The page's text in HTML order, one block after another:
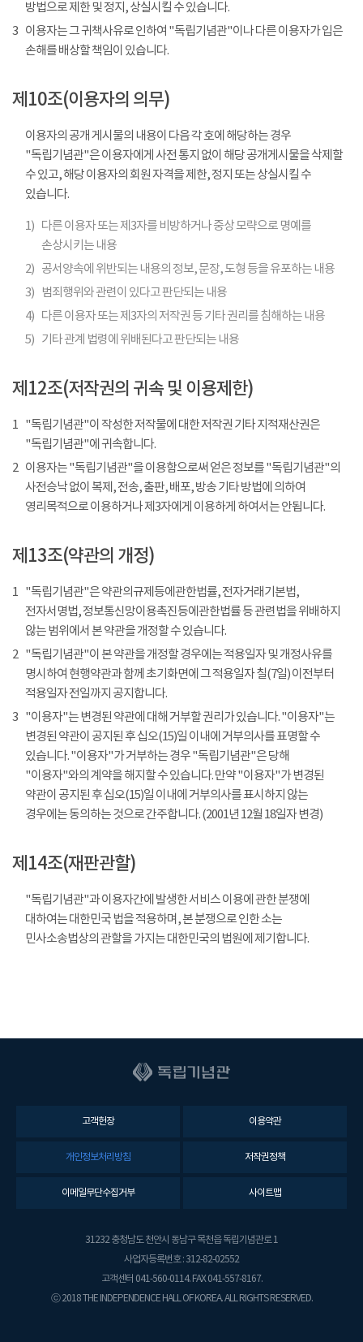
방법으로 제한 및 정지, 상실시킬 수 있습니다.
3 이용자는 그 귀책사유로 인하여 "독립기념관"이나 다른 이용자가 입은
손해를 배상할 책임이 있습니다.
제10조(이용자의 의무)
이용자의 공개 게시물의 내용이 다음 각 호에 해당하는 경우
"독립기념관"은 이용자에게 사전 통지 없이 해당 공개게시물을 삭제할
수 있고, 해당 이용자의 회원 자격을 제한, 정지 또는 상실시킬 수
있습니다.
1) 다른 이용자 또는 제3자를 비방하거나 중상 모략으로 명예를
손상시키는 내용
2) 공서양속에 위반되는 내용의 정보, 문장, 도형 등을 유포하는 내용
3)
범죄행위와 관련이 있다고 판단되는 내용
4) 다른 이용자 또는 제3자의 저작권 등 기타 권리를 침해하는 내용
5) 기타 관계 법령에 위배된다고 판단되는 내용
제12조(저작권의 귀속 및 이용제한)
1 "독립기념관"이 작성한 저작물에 대한 저작권 기타 지적재산권은
"독립기념관"에 귀속합니다.
2 이용자는 "독립기념관"을 이용함으로써 얻은 정보를 "독립기념관"의
사전승낙 없이 복제, 전송, 출판, 배포, 방송 기타 방법에 의하여
영리목적으로 이용하거나 제3자에게 이용하게 하여서는 안됩니다.
제13조(약관의 개정)
1 "독립기념관"은 약관의규제등에관한법률, 전자거래기본법,
전자서명법, 정보통신망이용촉진등에관한법률 등 관련법을 위배하지
않는 범위에서 본 약관을 개정할 수 있습니다.
2 "독립기념관"이 본 약관을 개정할 경우에는 적용일자 및 개정사유를
명시하여 현행약관과 함께 초기화면에 그 적용일자 칠(7일) 이전부터
적용일자 전일까지 공지합니다.
3 "이용자"는 변경된 약관에 대해 거부할 권리가 있습니다. "이용자"는
변경된 약관이 공지된 후 십오(15)일 이내에 거부의사를 표명할 수
있습니다. "이용자"가 거부하는 경우 "독립기념관"은 당해
"이용자"와의 계약을 해지할 수 있습니다. 만약 "이용자"가 변경된
약관이 공지된 후 십오(15)일 이내에 거부의사를 표시하지 않는
경우에는 동의하는 것으로 간주합니다. (2001년 12월 18일자 변경)
제14조(재판관할)
"독립기념관"과 이용자간에 발생한 서비스 이용에 관한 분쟁에
대하여는 대한민국 법을 적용하며, 본 분쟁으로 인한 소는
민사소송법상의 관할을 가지는 대한민국의 법원에 제기합니다.
고객헌장 이용약관
개인정보처리방침 저작권정책
이메일무단수집거부 사이트맵
31232 충청남도 천안시 동남구 목천읍 독립기념관로 1
사업자등록번호 : 312-82-02552
고객센터 041-560-0114. FAX 041-557-8167.
ⓒ 2018 THE INDEPENDENCE HALL OF KOREA. ALL RIGHTS RESERVED.